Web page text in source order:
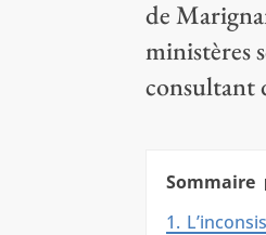
de
ministères
consultant
Sommaire
1.